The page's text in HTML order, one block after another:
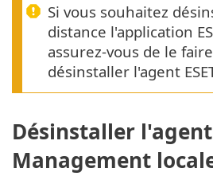
Si vous souhaitez
distance l'application
assurez-vous de le
désinstaller l'agent
Désinstaller l'agent
Management